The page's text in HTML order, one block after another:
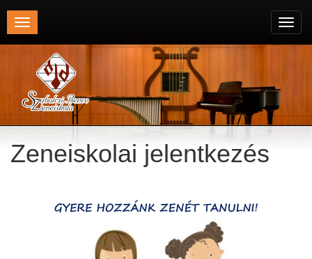
Toggle
navigation
Zeneiskolai jelentkezés